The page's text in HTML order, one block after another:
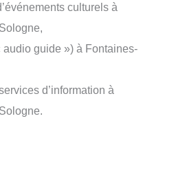
culturels à
guide ») à Fontaines-
d’information à